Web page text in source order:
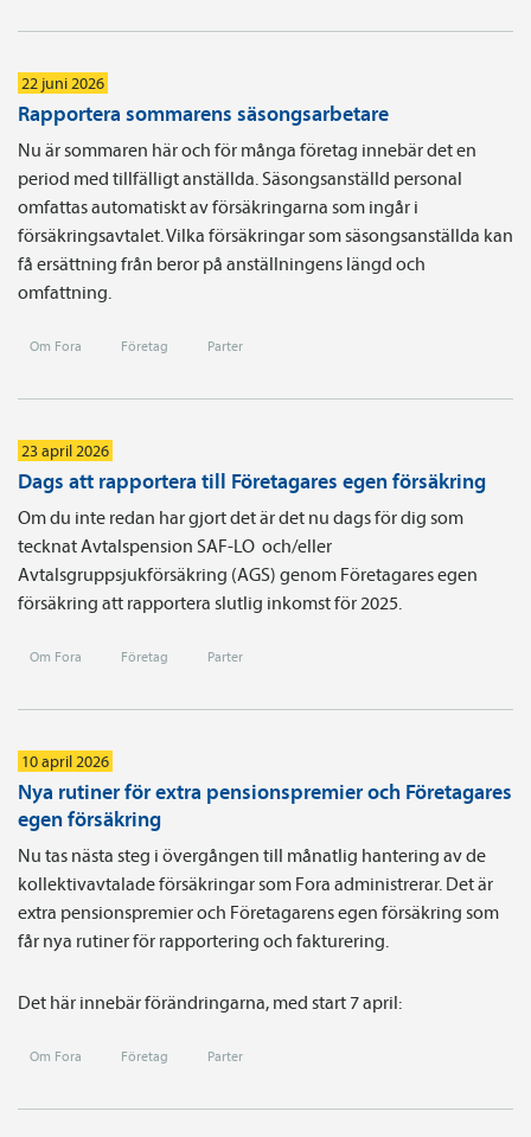
22 juni 2026
Rapportera sommarens säsongsarbetare
Nu är sommaren här och för många företag innebär det en
period med tillfälligt anställda. Säsongsanställd personal
omfattas automatiskt av försäkringarna som ingår i
försäkringsavtalet. Vilka försäkringar som säsongsanställda kan
få ersättning från beror på anställningens längd och
omfattning.
Om Fora Företag Parter
23 april 2026
Dags att rapportera till Företagares egen försäkring
Om du inte redan har gjort det är det nu dags för dig som
tecknat Avtals­pension SAF-LO och/eller
Avtalsgruppsjukförsäkring (AGS) genom Företagares egen
försäkring att rapportera slutlig inkomst för 2025.
Om Fora Företag Parter
10 april 2026
Nya rutiner för extra pensionspremier och Företagares
egen försäkring
Nu tas nästa steg i övergången till månatlig hantering av de
kollektivavtalade försäkringar som Fora administrerar. Det är
extra pensionspremier och Företagarens egen försäkring som
får nya rutiner för rapportering och fakturering.
Det här innebär förändringarna, med start 7 april:
Om Fora Företag Parter